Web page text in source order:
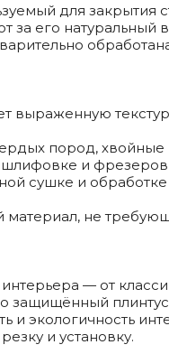
для
за его
пород, хвойные
и
сушке и
материал, не
— от
защищённый
и экологичность
и установку.